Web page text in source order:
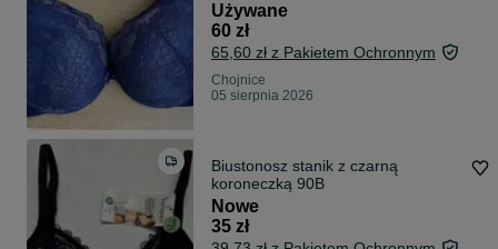
Używane
60 zł
65,60 zł z Pakietem Ochronnym
Chojnice
05 sierpnia 2026
Biustonosz stanik z czarną
koroneczką 90B
Nowe
35 zł